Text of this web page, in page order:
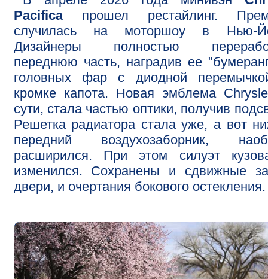
Pacificaпрошел рестайлинг.
случилась на моторшоу в Нью-
Дизайнеры полностью
переднюю часть, наградив ее
головных фар с диодной
кромке капота. Новая эмблема
сути, стала частью оптики, получив
Решетка радиатора стала уже, а вот
передний воздухозаборник,
расширился. При этом силуэт
изменился. Сохранены и сдвижные
двери, и очертания бокового остекления.